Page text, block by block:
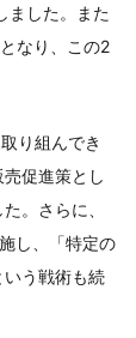
ました。また
なり、この2
り組んでき
促進策とし
。さらに、
し、「特定の
う戦術も続